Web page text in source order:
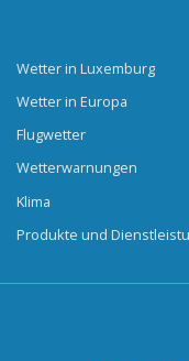
Wetter in Luxemburg
Wetter in Europa
Flugwetter
Wetterwarnungen
Klima
Produkte und